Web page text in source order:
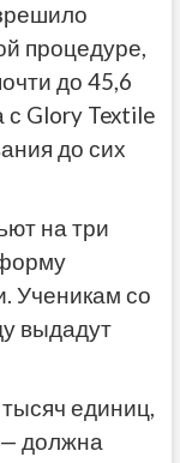
процедуре,
до 45,6
с Glory Textile
до сих
на три
Ученикам со
выдадут
единиц,
— должна